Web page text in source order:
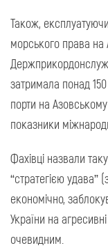
Також,
морського права
затримала понад
порти на
показники
Фахівці назвали
“стратегією удава”
економічно,
України на
очевидним.